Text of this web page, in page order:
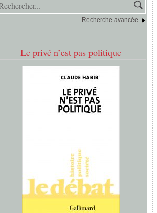
Recherche avancée
Le privé n’est pas politique